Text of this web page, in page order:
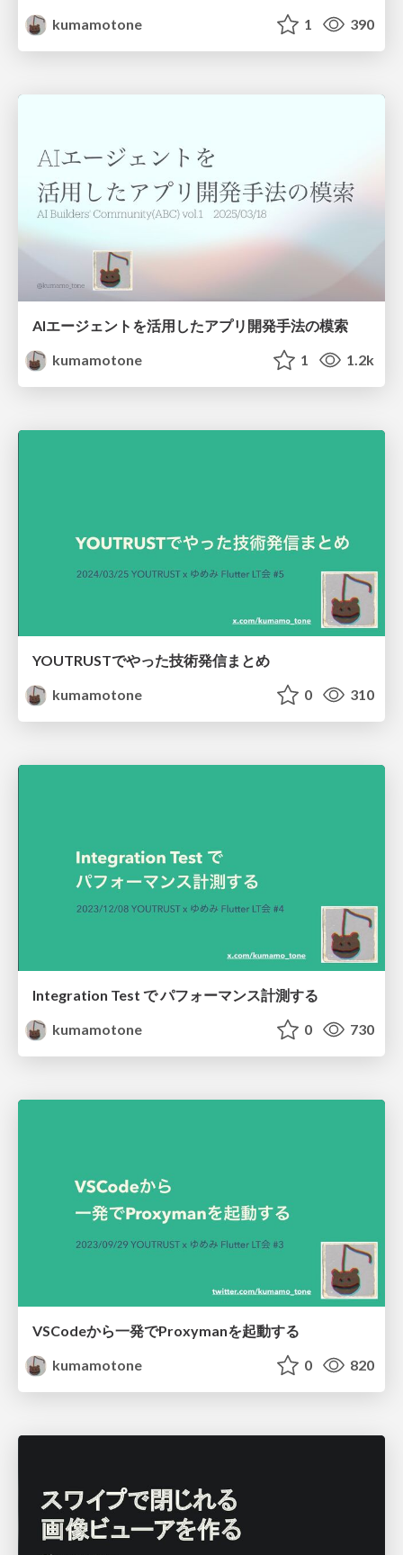
kumamotone
1 390
AIエージェントを活用したアプリ開発手法の模索
kumamotone
1 1.2k
YOUTRUSTでやった技術発信まとめ
kumamotone
0 310
Integration Test で パフォーマンス計測する
kumamotone
0 730
VSCodeから一発でProxymanを起動する
kumamotone
0 820